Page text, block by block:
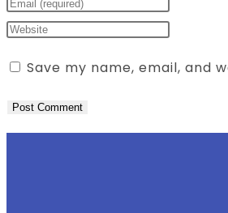
Save my name, email, and